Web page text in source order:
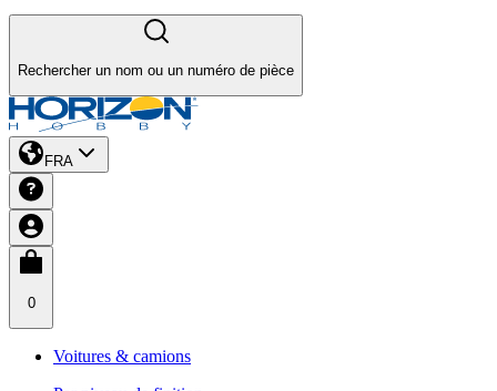
Rechercher un nom ou un numéro de pièce
FRA
0
Voitures & camions